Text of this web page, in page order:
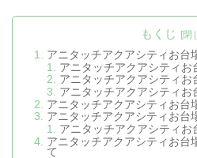
もくじ
アニタッチアクアシティお台
アニタッチアクアシティお
アニタッチアクアシティお
アニタッチアクアシティお
アニタッチアクアシティお台
アニタッチアクアシティお台
アニタッチアクアシティお
アニタッチアクアシティお台
て